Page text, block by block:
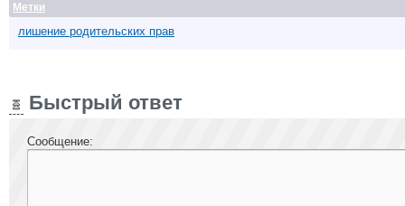
Метки
лишение родительских прав
Быстрый ответ
Сообщение: